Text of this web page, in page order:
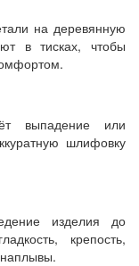
на деревянную
в тисках, чтобы
выпадение или
шлифовку
изделия до
крепость,